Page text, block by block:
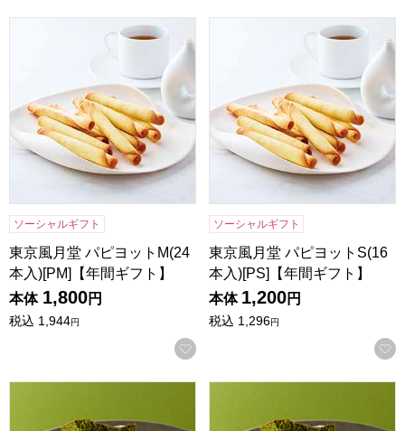
東京風月堂 パピヨットM(24本入)[PM]【年間ギフト】
ソーシャルギフト
東京風月堂 パピヨットM(24
本入)[PM]【年間ギフト】
本体 1,800円
税込 1,944円
お気に入りに登録する
東京風月堂 パピヨットS(16
ソーシャルギフト
東京風月堂 パピヨットS(16
本入)[PS]【年間ギフト】
本体 1,200円
税込 1,296円